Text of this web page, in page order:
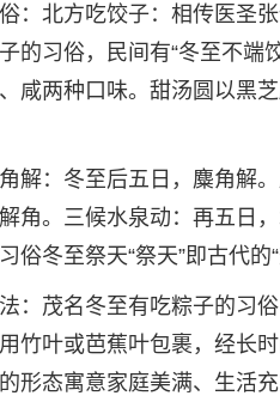
：北方吃饺子：相传医圣
的习俗，民间有“冬至不端
咸两种口味。甜汤圆以黑
解：冬至后五日，麋角解
角。三候水泉动：再五日
俗冬至祭天“祭天”即古代
：茂名冬至有吃粽子的习
竹叶或芭蕉叶包裹，经长
形态寓意家庭美满、生活